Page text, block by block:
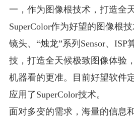
一，作为图像根技术，打造全
SuperColor作为好望的图像根
镜头、“烛龙”系列Sensor、ISP
技，打造全天候极致图像体验
机器看的更准。目前好望软件
应用了SuperColor技术。
面对多变的需求，海量的信息